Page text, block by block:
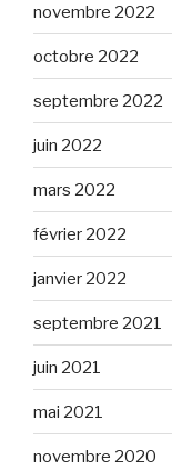
novembre 2022
octobre 2022
septembre 2022
juin 2022
mars 2022
février 2022
janvier 2022
septembre 2021
juin 2021
mai 2021
novembre 2020